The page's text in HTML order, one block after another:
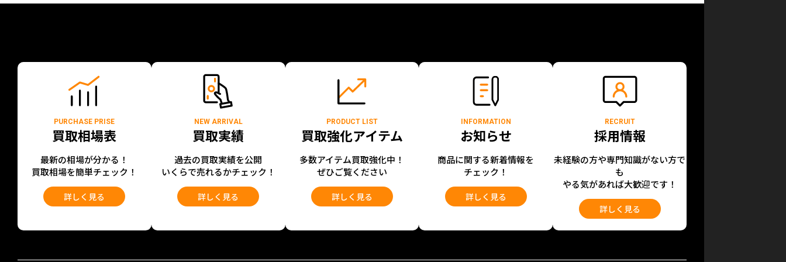
PURCHASE PRISE
買取相場表
最新の相場が分かる！
買取相場を簡単チェック！
詳しく見る
NEW ARRIVAL
買取実績
過去の買取実績を公開
いくらで売れるかチェック！
詳しく見る
PRODUCT LIST
買取強化アイテム
多数アイテム買取強化中！
ぜひご覧ください
詳しく見る
INFORMATION
お知らせ
商品に関する新着情報を
チェック！
詳しく見る
RECRUIT
採用情報
未経験の方や専門知識がない方で
も
やる気があれば大歓迎です！
詳しく見る